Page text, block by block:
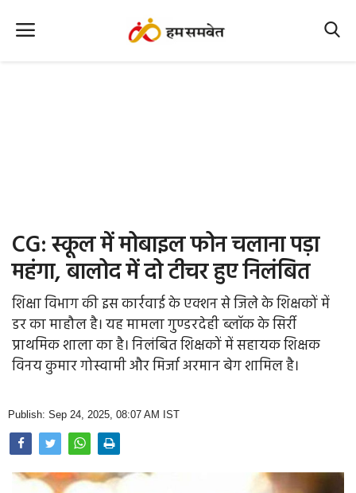
Office Office
Farm & Food
Opinion
Photo Gallery
Home
CG: स्कूल में मोबाइल फोन चलाना पड़ा
महंगा, बालोद में दो टीचर हुए निलंबित
शिक्षा विभाग की इस कार्रवाई के एक्शन से जिले के शिक्षकों में
डर का माहौल है। यह मामला गुण्डरदेही ब्लॉक के सिर्री
प्राथमिक शाला का है। निलंबित शिक्षकों में सहायक शिक्षक
विनय कुमार गोस्वामी और मिर्जा अरमान बेग शामिल है।
Publish: Sep 24, 2025, 08:07 AM IST